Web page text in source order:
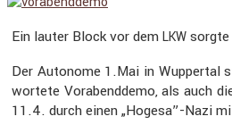
Ein lauter Block vor dem LKW sorgte
Der Autonome 1.Mai in Wuppertal
wor­tete Vorabend­demo, als auch
11.4. durch einen „Hogesa”-Nazi